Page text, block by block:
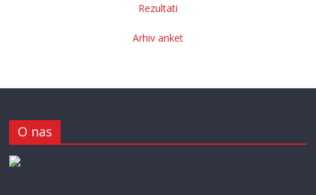
Rezultati
Arhiv anket
O nas